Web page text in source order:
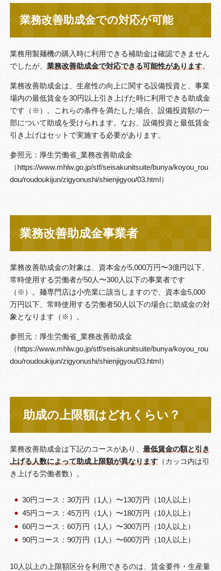
業務改善助成金での対応が可能
業務用製麺機の購入時に利用できる補助金は確認できません
でしたが、 業務改善助成金で対応できる可能性があります。
業務改善助成金は、生産性の向上に関する設備投資と、事業
場内の最低賃金を30円以上引き上げた時に利用できる助成金
です（※）。これらの条件を満たした場合、設備投資額の一
部について助成を受けられます。なお、設備投資と最低賃金
引き上げはセットで実施する必要があります。
参照元：厚生労働省_業務改善助成金
（https://www.mhlw.go.jp/stf/seisakunitsuite/bunya/koyou_rou
dou/roudoukijun/zigyonushi/shienjigyou/03.html）
業務改善助成金事業者
業務改善助成金の対象は、資本金が5,000万円〜3億円以下、
常時使用する労働者が50人〜300人以下の事業者です
（※）。麺専門店は小売業に該当しますので、資本金5,000
万円以下、常時使用する労働者50人以下の場合に助成金の対
象となります（※）。
参照元：厚生労働省_業務改善助成金
（https://www.mhlw.go.jp/stf/seisakunitsuite/bunya/koyou_rou
dou/roudoukijun/zigyonushi/shienjigyou/03.html）
助成の上限額はどれくらい？
業務改善助成金は下記のコースがあり、 最低賃金の額と引き
上げる人数によって助成上限額が異なります （カッコ内は引
き上げる労働者数）。
30円コース：30万円（1人）〜130万円（10人以上）
45円コース：45万円（1人）〜180万円（10人以上）
60円コース：60万円（1人）〜300万円（10人以上）
90円コース：90万円（1人）〜600万円（10人以上）
10人以上の上限額区分を利用できるのは、賃金要件・生産量